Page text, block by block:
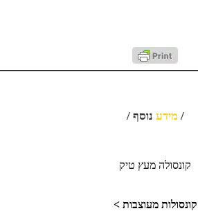
/ מידע נוסף /
קונסולה מעץ טיק
קונסולות מעוצבות >